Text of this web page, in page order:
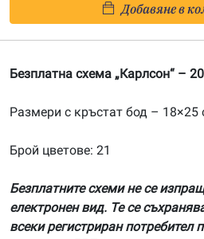
схема
„Карлсон“
Добавяне в
Безплатна схема „Карлсон“ –
Размери с кръстат бод – 18×25
Брой цветове: 21
Безплатните схеми не се
електронен вид. Те се
всеки регистриран потребител